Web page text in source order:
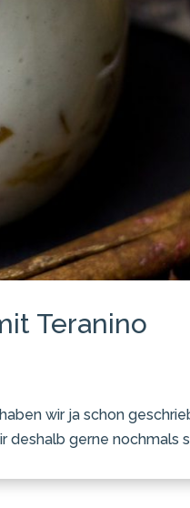
Teranino
wir ja schon
gerne nochmals